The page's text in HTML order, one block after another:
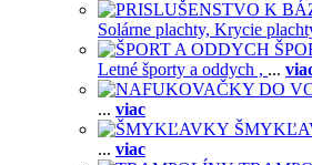
Solárne plachty, Krycie
Letné športy a oddych , ...
... viac
... viac